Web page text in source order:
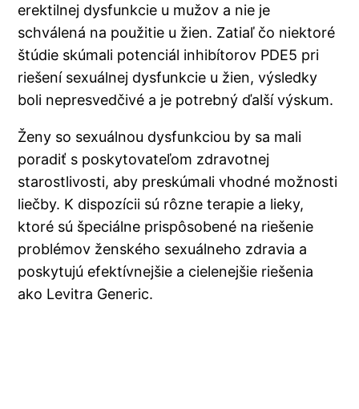
erektilnej dysfunkcie u mužov a nie je
schválená na použitie u žien. Zatiaľ čo niektoré
štúdie skúmali potenciál inhibítorov PDE5 pri
riešení sexuálnej dysfunkcie u žien, výsledky
boli nepresvedčivé a je potrebný ďalší výskum.
Ženy so sexuálnou dysfunkciou by sa mali
poradiť s poskytovateľom zdravotnej
starostlivosti, aby preskúmali vhodné možnosti
liečby. K dispozícii sú rôzne terapie a lieky,
ktoré sú špeciálne prispôsobené na riešenie
problémov ženského sexuálneho zdravia a
poskytujú efektívnejšie a cielenejšie riešenia
ako Levitra Generic.